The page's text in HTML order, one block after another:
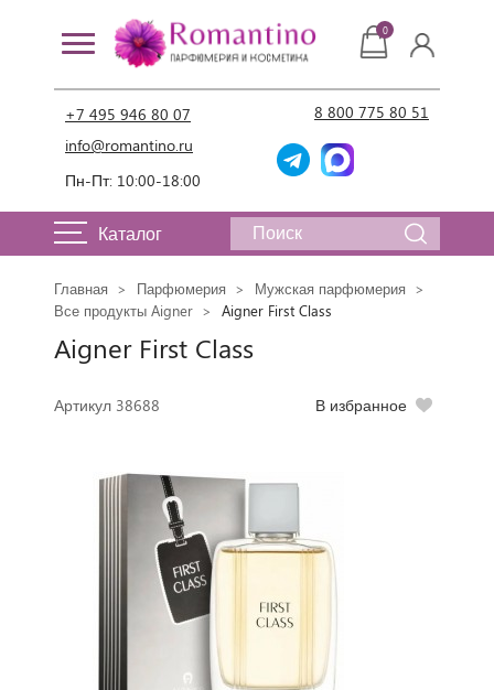
+7 495 946 80 07
info@romantino.ru
Пн-Пт: 10:00-18:00
8 800 775 80 51
0
Каталог
Главная Парфюмерия
Мужская парфюмерия
Все продукты Aigner
Aigner First Class
Aigner First Class
Артикул 38688 В избранное